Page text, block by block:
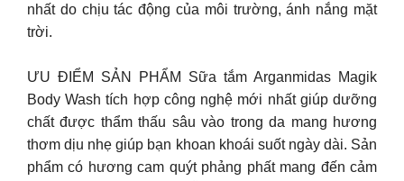
nhất do chịu tác động của môi trường, ánh nắng mặt
trời.
ƯU ĐIỂM SẢN PHẨM Sữa tắm Arganmidas Magik
Body Wash tích hợp công nghệ mới nhất giúp dưỡng
chất được thẩm thấu sâu vào trong da mang hương
thơm dịu nhẹ giúp bạn khoan khoái suốt ngày dài. Sản
phẩm có hương cam quýt phảng phất mang đến cảm